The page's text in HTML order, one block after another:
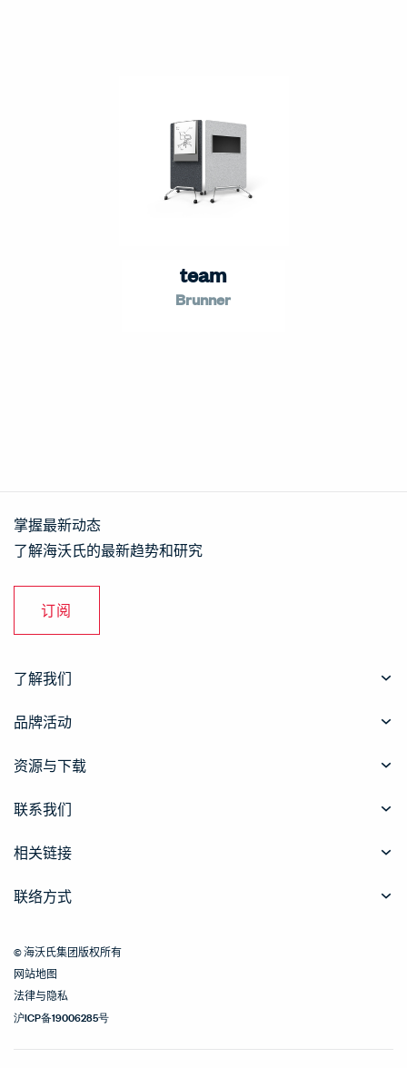
team
Brunner
掌握最新动态
了解海沃氏的最新趋势和研究
订阅
了解我们
品牌活动
资源与下载
联系我们
相关链接
联络方式
© 海沃氏集团版权所有
网站地图
法律与隐私
沪ICP备19006285号